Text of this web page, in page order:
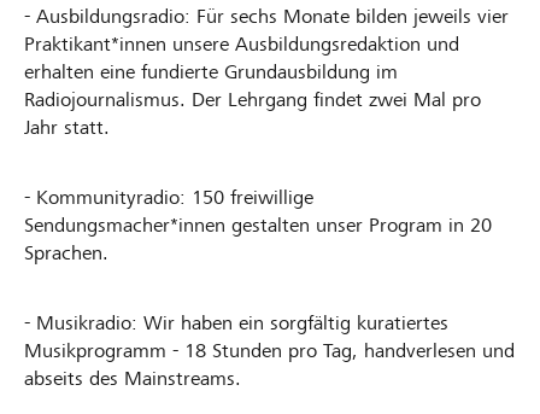
- Ausbildungsradio: Für sechs Monate bilden jeweils vier
Praktikant*innen unsere Ausbildungsredaktion und
erhalten eine fundierte Grundausbildung im
Radiojournalismus. Der Lehrgang findet zwei Mal pro
Jahr statt.
- Kommunityradio: 150 freiwillige
Sendungsmacher*innen gestalten unser Program in 20
Sprachen.
- Musikradio: Wir haben ein sorgfältig kuratiertes
Musikprogramm - 18 Stunden pro Tag, handverlesen und
abseits des Mainstreams.